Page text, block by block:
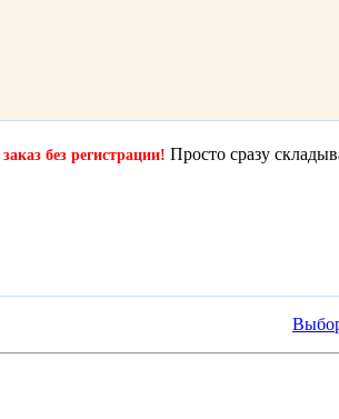
заказ без регистрации! Просто сразу